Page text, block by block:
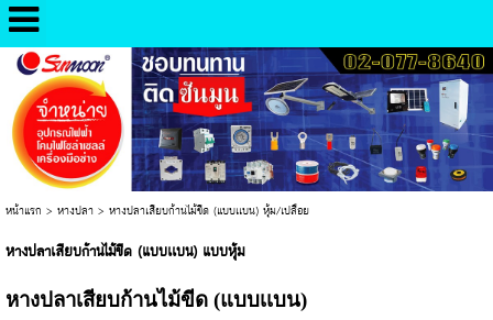
หน้าแรก > หางปลา> หางปลาเสียบก้านไม้ขีด (แบบเเบน) หุ้ม/เปลือย
หางปลาเสียบก้านไม้ขีด (แบบเเบน) แบบหุ้ม
หางปลาเสียบก้านไม้ขีด (แบบเเบน)